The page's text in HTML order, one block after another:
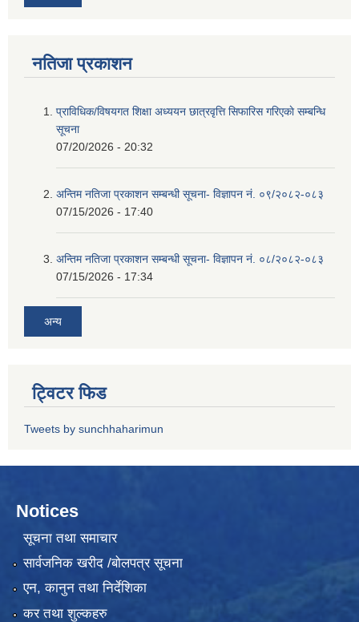
नतिजा प्रकाशन
प्राविधिक/विषयगत शिक्षा अध्ययन छात्रवृत्ति सिफारिस गरिएकाे सम्बन्धि
सूचना
07/20/2026 - 20:32
अन्तिम नतिजा प्रकाशन सम्बन्धी सूचना- विज्ञापन नं. ०९/२०८२-०८३
07/15/2026 - 17:40
अन्तिम नतिजा प्रकाशन सम्बन्धी सूचना- विज्ञापन नं. ०८/२०८२-०८३
07/15/2026 - 17:34
अन्य
ट्विटर फिड
Tweets by sunchhaharimun
Notices
सूचना तथा समाचार
सार्वजनिक खरीद /बोलपत्र सूचना
एन, कानुन तथा निर्देशिका
कर तथा शुल्कहरु